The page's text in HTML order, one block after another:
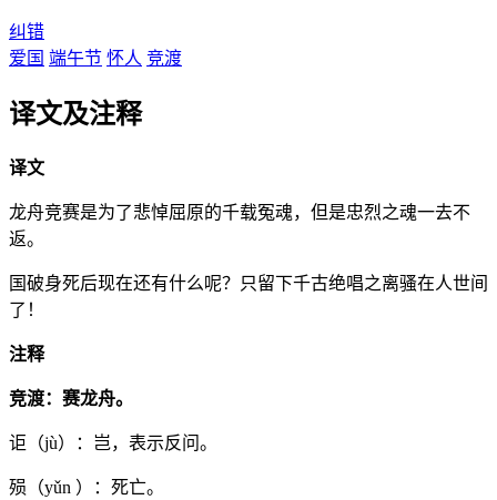
纠错
爱国 端午节 怀人 竞渡
译文及注释
译文
龙舟竞赛是为了悲悼屈原的千载冤魂，但是忠烈之魂一去不
返。
国破身死后现在还有什么呢？只留下千古绝唱之离骚在人世间
了！
注释
竞渡：赛龙舟。
讵（jù）：岂，表示反问。
殒（yǔn ）：死亡。